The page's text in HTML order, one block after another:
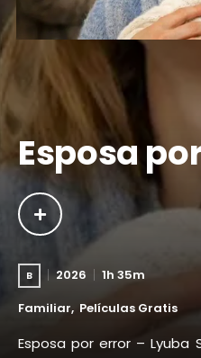
Esposa
B 2026
1h 35m
Familiar Películas Gratis
Esposa por error –